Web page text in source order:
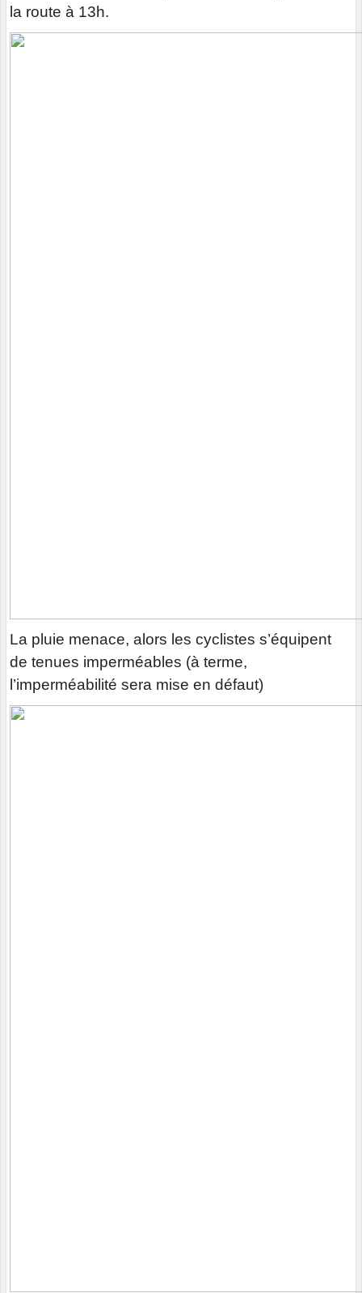
la route à 13h.
La pluie menace, alors les cyclistes s’équipent
de tenues imperméables (à terme,
l’imperméabilité sera mise en défaut)